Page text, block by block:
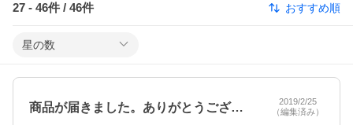
27 - 46件 / 46件 おすすめ順
星の数
商品が届きました。ありがとうございまし…
2019/2/25
（編集済み）